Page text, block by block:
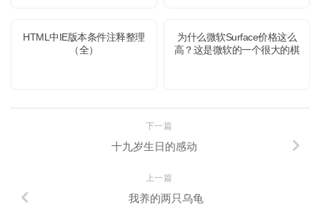
HTML中IE版本条件注释整理
（全）
为什么微软Surface价格这么
高？这是微软的一个很大的棋
下一篇
十九岁生日的感动
上一篇
我养的两只乌龟